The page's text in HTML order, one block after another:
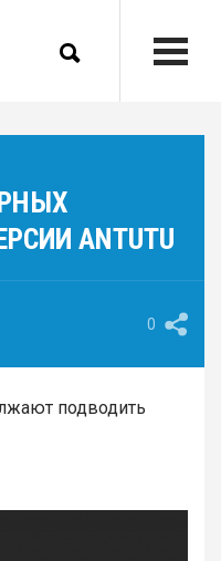
ANTUTU
0
подводить